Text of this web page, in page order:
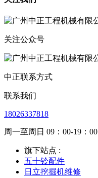
关注公众号
中正联系方式
联系我们
18026337818
周一至周日 09：00-19：00
旗下站点 :
五十铃配件
日立挖掘机维修